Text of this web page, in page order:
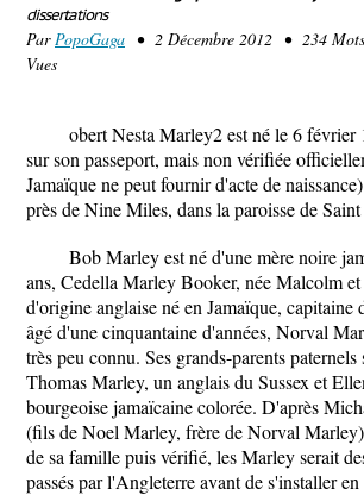
Se connecter
Contactez-nous
dissertations
ParPopoGaga • 2 Décembre 2012 • 234
Vues
obert Nesta Marley2 est né le 6 février
sur son passeport, mais non vérifiée
Jamaïque ne peut fournir d'acte de
près de Nine Miles, dans la paroisse de
Bob Marley est né d'une mère noire
ans, Cedella Marley Booker, née Malcolm
d'origine anglaise né en Jamaïque, capitaine
âgé d'une cinquantaine d'années, Norval
très peu connu. Ses grands-parents
Thomas Marley, un anglais du Sussex et
bourgeoise jamaïcaine colorée. D'après
(fils de Noel Marley, frère de Norval
de sa famille puis vérifié, les Marley serait
passés par l'Angleterre avant de s'installer en